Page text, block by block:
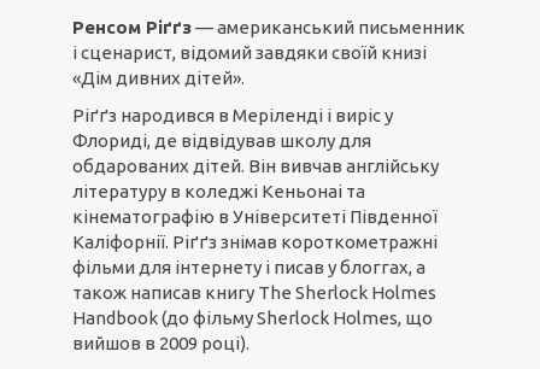
Ренсом Ріґґз— американський письменник
і сценарист, відомий завдяки своїй книзі
«Дім дивних дітей».
Ріґґз народився в Меріленді і виріс у
Флориді, де відвідував школу для
обдарованих дітей. Він вивчав англійську
літературу в коледжі Кеньонаі та
кінематографію в Університеті Південної
Каліфорнії. Ріґґз знімав короткометражні
фільми для інтернету і писав у блоггах, а
також написав книгу The Sherlock Holmes
Handbook (до фільму Sherlock Holmes, що
вийшов в 2009 році).